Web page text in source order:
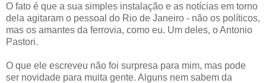
O fato é que a sua simples instalação e as notícias em torno
dela agitaram o pessoal do Rio de Janeiro - não os políticos,
mas os amantes da ferrovia, como eu. Um deles, o Antonio
Pastori.
O que ele escreveu não foi surpresa para mim, mas pode
ser novidade para muita gente. Alguns nem sabem da